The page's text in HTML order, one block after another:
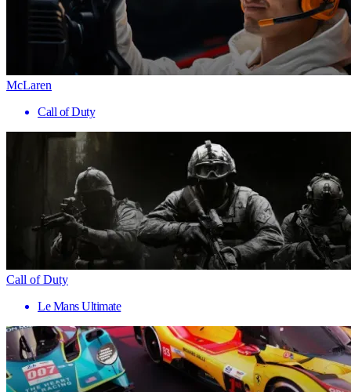
McLaren
Call of Duty
Call of Duty
Le Mans Ultimate